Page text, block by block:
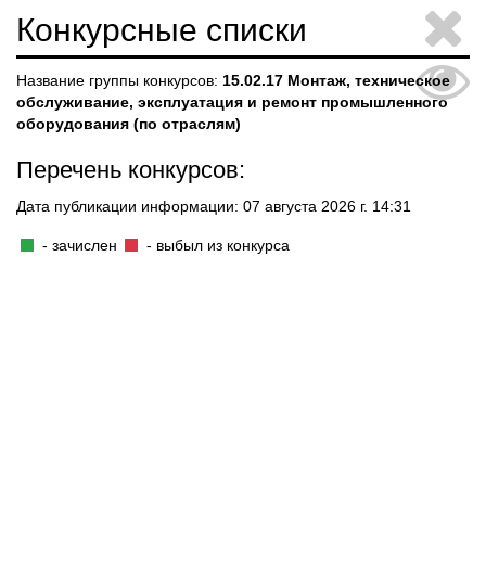
Конкурсные списки
Название группы конкурсов: 15.02.17 Монтаж, техническое
обслуживание, эксплуатация и ремонт промышленного
оборудования (по отраслям)
Перечень конкурсов:
Дата публикации информации: 07 августа 2026 г. 14:31
- зачислен - выбыл из конкурса